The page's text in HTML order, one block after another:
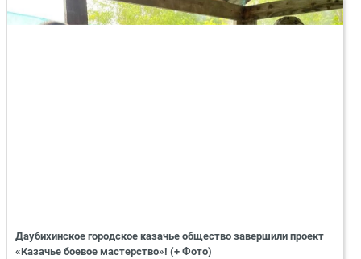
Даубихинское городское казачье общество завершили проект
«Казачье боевое мастерство»! (+ Фото)